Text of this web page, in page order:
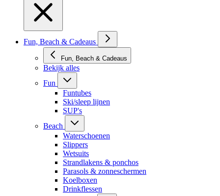
Fun, Beach & Cadeaus
Fun, Beach & Cadeaus
Bekijk alles
Fun
Funtubes
Ski/sleep lijnen
SUP's
Beach
Waterschoenen
Slippers
Wetsuits
Strandlakens & ponchos
Parasols & zonneschermen
Koelboxen
Drinkflessen